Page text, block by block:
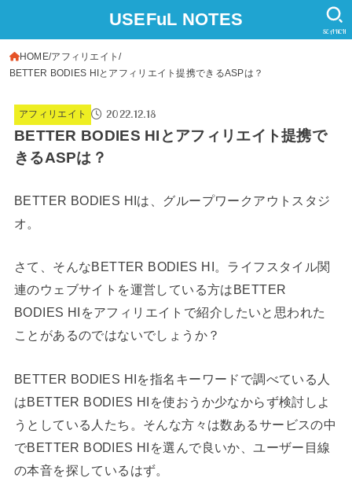
USEFuL NOTES
SEARCH
HOME アフィリエイト
BETTER BODIES HIとアフィリエイト提携できるASPは？
アフィリエイト 2022.12.18
BETTER BODIES HIとアフィリエイト提携で
きるASPは？
BETTER BODIES HIは、グループワークアウトスタジ
オ。
さて、そんなBETTER BODIES HI。ライフスタイル関
連のウェブサイトを運営している方はBETTER
BODIES HIをアフィリエイトで紹介したいと思われた
ことがあるのではないでしょうか？
BETTER BODIES HIを指名キーワードで調べている人
はBETTER BODIES HIを使おうか少なからず検討しよ
うとしている人たち。そんな方々は数あるサービスの中
でBETTER BODIES HIを選んで良いか、ユーザー目線
の本音を探しているはず。